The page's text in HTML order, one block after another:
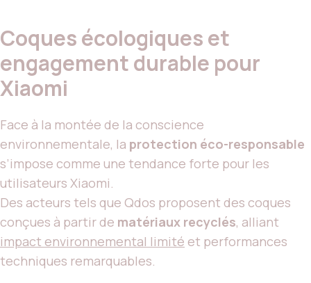
Coques écologiques et
engagement durable pour
Xiaomi
Face à la montée de la conscience
environnementale, la protection éco-responsable
s’impose comme une tendance forte pour les
utilisateurs Xiaomi.
Des acteurs tels que Qdos proposent des coques
conçues à partir de matériaux recyclés, alliant
impact environnemental limité et performances
techniques remarquables.